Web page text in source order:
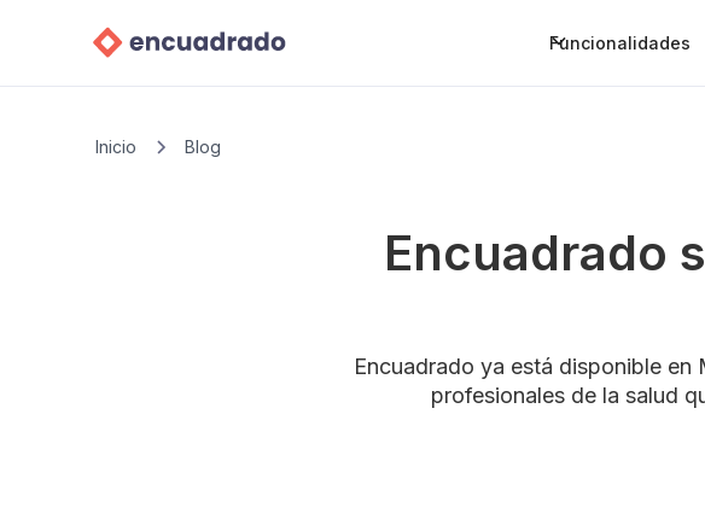
Funcionalidades
Inicio Blog
Encuadrado
Encuadrado ya está disponible en
profesionales de la salud